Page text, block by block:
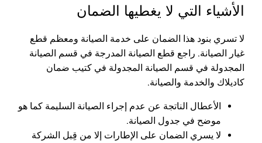
الأشياء التي لا يغطيها الضمان
لا تسري بنود هذا الضمان على خدمة الصيانة ومعظم قطع
غيار الصيانة. راجع قطع الصيانة المدرجة في قسم الصيانة
المجدولة في قسم الصيانة المجدولة في كتيب ضمان
كاديلاك والخدمة والصيانة.
الأعطال الناتجة عن عدم إجراء الصيانة السليمة كما هو
موضح في جدول الصيانة.
لا يسري الضمان على الإطارات إلا من قِبل الشركة